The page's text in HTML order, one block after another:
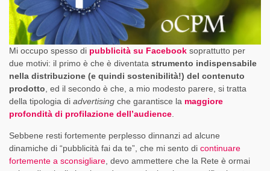
Mi occupo spesso di pubblicità su Facebook soprattutto per
due motivi: il primo è che è diventata strumento indispensabile
nella distribuzione (e quindi sostenibilità!) del contenuto
prodotto , ed il secondo è che, a mio modesto parere, si tratta
della tipologia di advertising che garantisce la maggiore
profondità di profilazione dell’audience
Sebbene resti fortemente perplesso dinnanzi ad alcune
dinamiche di “pubblicità fai da te”, che mi sento di continuare
fortemente a sconsigliare , devo ammettere che la Rete è ormai